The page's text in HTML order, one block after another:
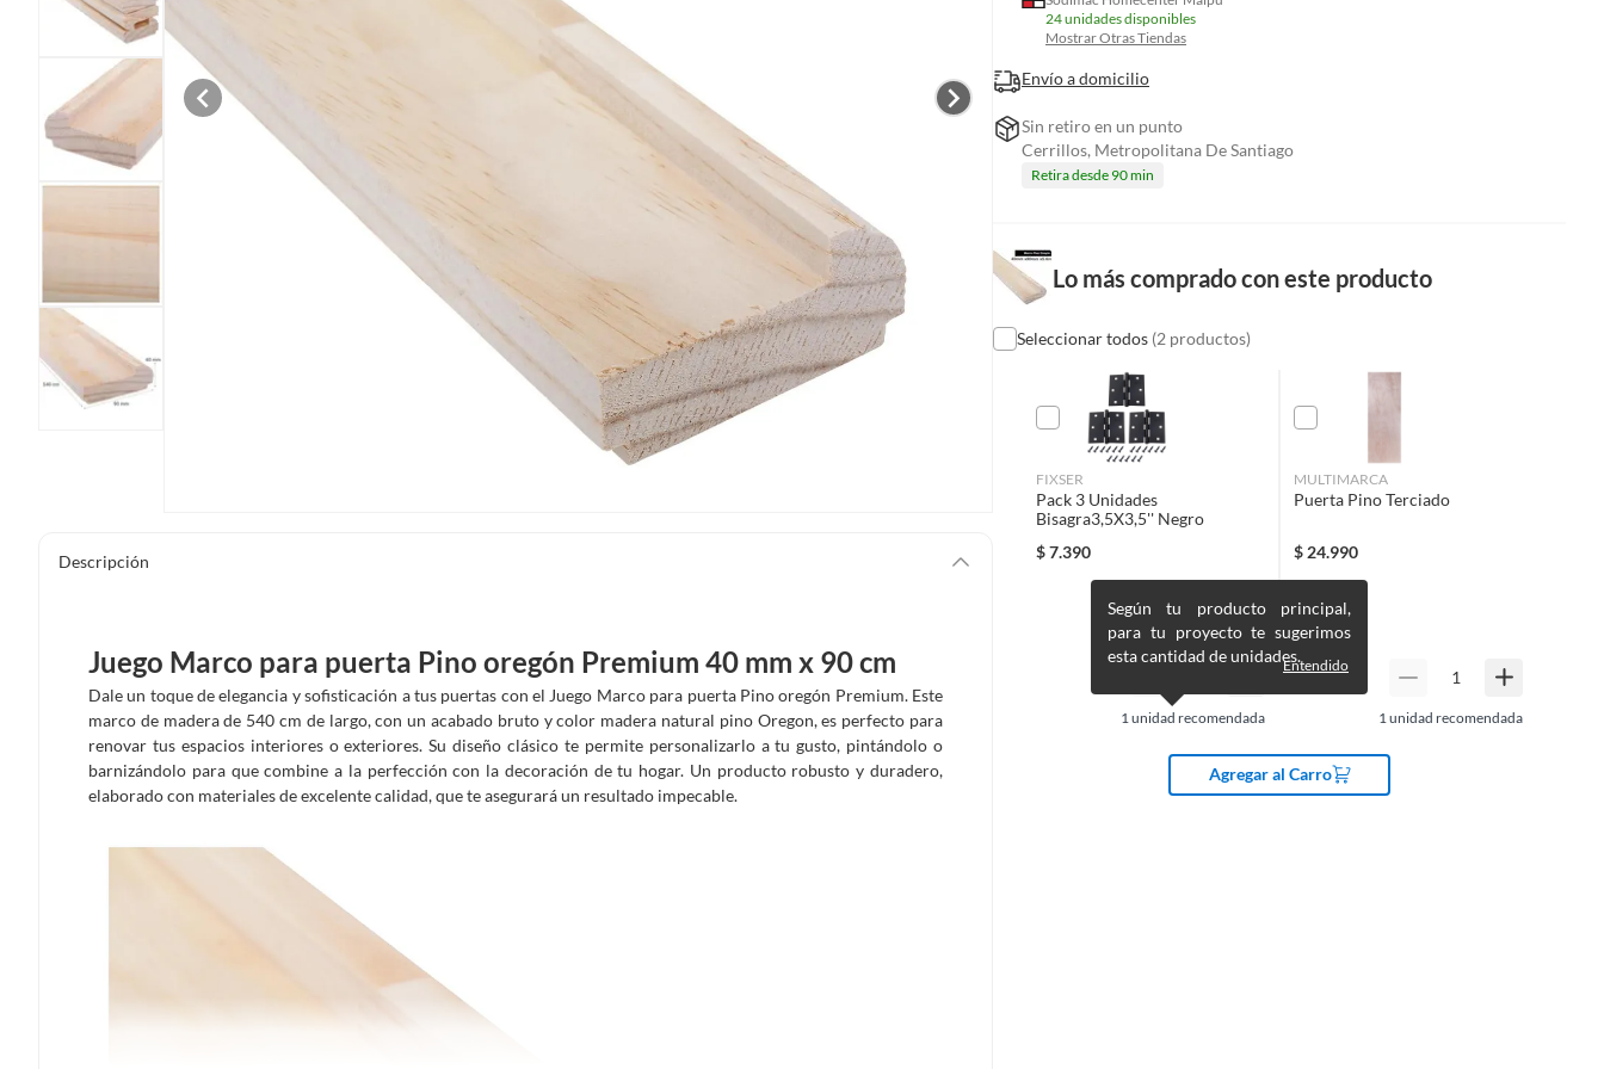
Descripción
Juego Marco para puerta Pino oregón Premium 40 mm x 90 cm
Dale un toque de elegancia y sofisticación a tus puertas con el Juego Marco para puerta Pino oregón Premium. Este
marco de madera de 540 cm de largo, con un acabado bruto y color madera natural pino Oregon, es perfecto para
renovar tus espacios interiores o exteriores. Su diseño clásico te permite personalizarlo a tu gusto, pintándolo o
barnizándolo para que combine a la perfección con la decoración de tu hogar. Un producto robusto y duradero,
elaborado con materiales de excelente calidad, que te asegurará un resultado impecable.
24 unidades disponibles
Mostrar Otras Tiendas
Envío a domicilio
Sin retiro en un punto
Cerrillos, Metropolitana De Santiago
Retira desde 90 min
Lo más comprado con este producto
Seleccionar todos (2 productos)
FIXSER
Pack 3 Unidades
Bisagra3,5X3,5'' Negro
$7.390
1 unidad recomendada
Según tu producto principal,
para tu proyecto te sugerimos
esta cantidad de unidades.Entendido
MULTIMARCA
Puerta Pino Terciado
$ 24.990
1 unidad recomendada
Agregar al Carro